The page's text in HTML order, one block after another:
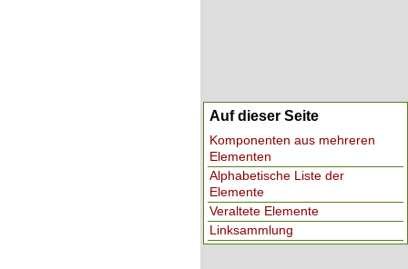
Auf dieser Seite
Komponenten aus mehreren
Elementen
Alphabetische Liste der
Elemente
Veraltete Elemente
Linksammlung